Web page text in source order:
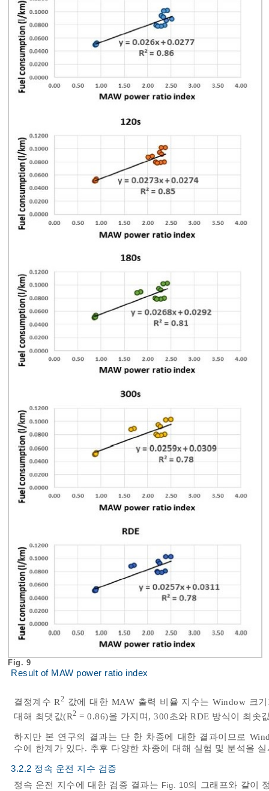
Fig. 9
Result of MAW power ratio index
결정계수 R2 값에 대한 MAW 출력 비율 지수는 Window 크
대해 최댓값(R2 = 0.86)을 가지며, 300초와 RDE 방식이 최솟
하지만 본 연구의 결과는 단 한 차종에 대한 결과이므로
수에 한계가 있다. 추후 다양한 차종에 대해 실험 및 분석을
3.2.2 정속 운전 지수 검증
정속 운전 지수에 대한 검증 결과는 Fig. 10의 그래프와 같이